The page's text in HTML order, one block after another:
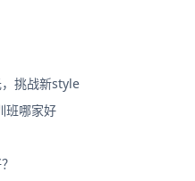
挑战新style
班哪家好